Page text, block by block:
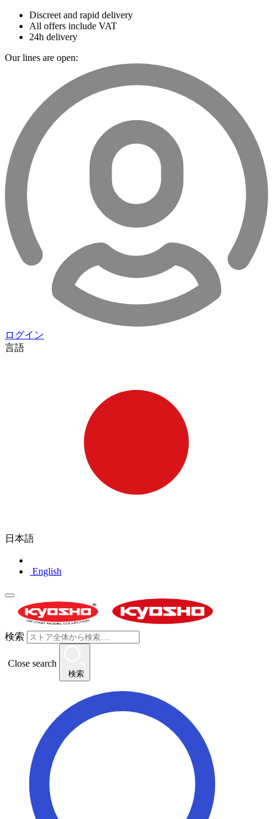
Discreet and rapid delivery
All offers include VAT
24h delivery
Our lines are open:
ログイン
言語
日本語
English
検索
Close search
検索